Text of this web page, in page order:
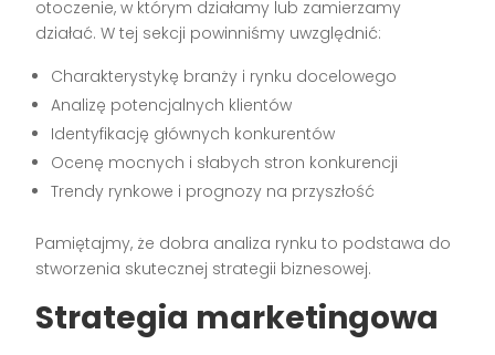
otoczenie, w którym działamy lub zamierzamy
działać. W tej sekcji powinniśmy uwzględnić:
Charakterystykę branży i rynku docelowego
Analizę potencjalnych klientów
Identyfikację głównych konkurentów
Ocenę mocnych i słabych stron konkurencji
Trendy rynkowe i prognozy na przyszłość
Pamiętajmy, że dobra analiza rynku to podstawa do
stworzenia skutecznej strategii biznesowej.
Strategia marketingowa